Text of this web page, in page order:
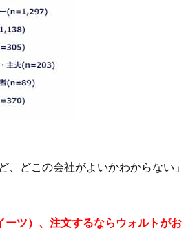
どこの会社がよいかわからない」
ツ）、注文するならウォルトがお